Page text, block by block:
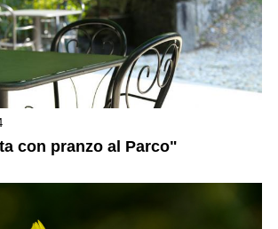
con pranzo al Parco"